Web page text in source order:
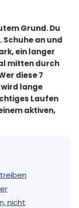
Grund. Du
an und
ein langer
mitten durch
diese 7
lange
Laufen
aktiven,
nicht